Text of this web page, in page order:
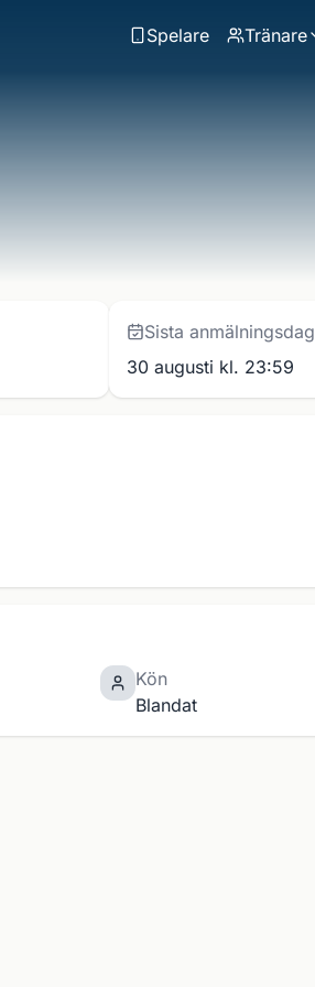
Spelare Tränare
Sista anmälningsdag
30 augusti kl. 23:59
Kön
Blandat